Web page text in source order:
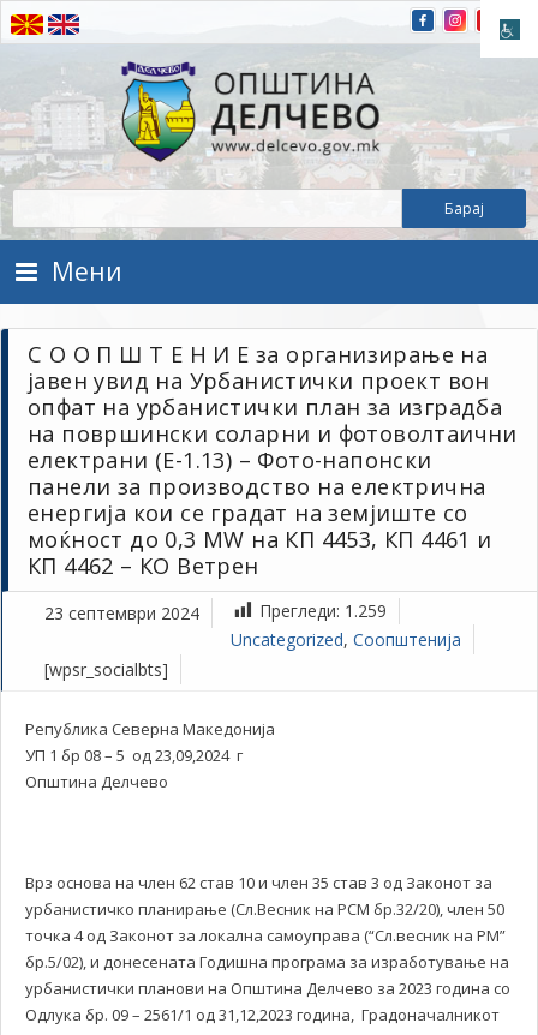
Прескокнете на содржината
Општина Делчево
Општина Делчево
Мени
С О О П Ш Т Е Н И Е за организирање на
јавен увид на Урбанистички проект вон
опфат на урбанистички план за изградба
на површински соларни и фотоволтаични
електрани (Е-1.13) – Фото-напонски
панели за производство на електрична
енергија кои се градат на земјиште со
моќност до 0,3 MW на КП 4453, КП 4461 и
КП 4462 – КО Ветрен
23 септември 2024 Прегледи: 1.259
Uncategorized, Соопштенија
[wpsr_socialbts]
Република Северна Македонија
УП 1 бр 08 – 5 од 23,09,2024 г
Општина Делчево
Врз основа на член 62 став 10 и член 35 став 3 од Законот за
урбанистичко планирање (Сл.Весник на РСМ бр.32/20), член 50
точка 4 од Законот за локална самоуправа (“Сл.весник на РМ”
бр.5/02), и донесената Годишна програма за изработување на
урбанистички планови на Општина Делчево за 2023 година со
Одлука бр. 09 – 2561/1 од 31,12,2023 година, Градоначалникот